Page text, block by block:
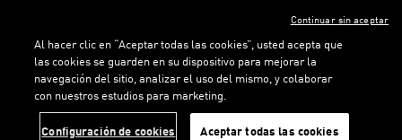
Términos y condicionesPolítica de Privacidad
ESPAÑOL
PUMA, 2026. Todos los derechos reservados
Al hacer clic en “Aceptar todas las cookies”, usted acepta que
las cookies se guarden en su dispositivo para mejorar la
navegación del sitio, analizar el uso del mismo, y colaborar
con nuestros estudios para marketing.
Configuración de cookies Aceptar todas las cookies
Continuar sin aceptar